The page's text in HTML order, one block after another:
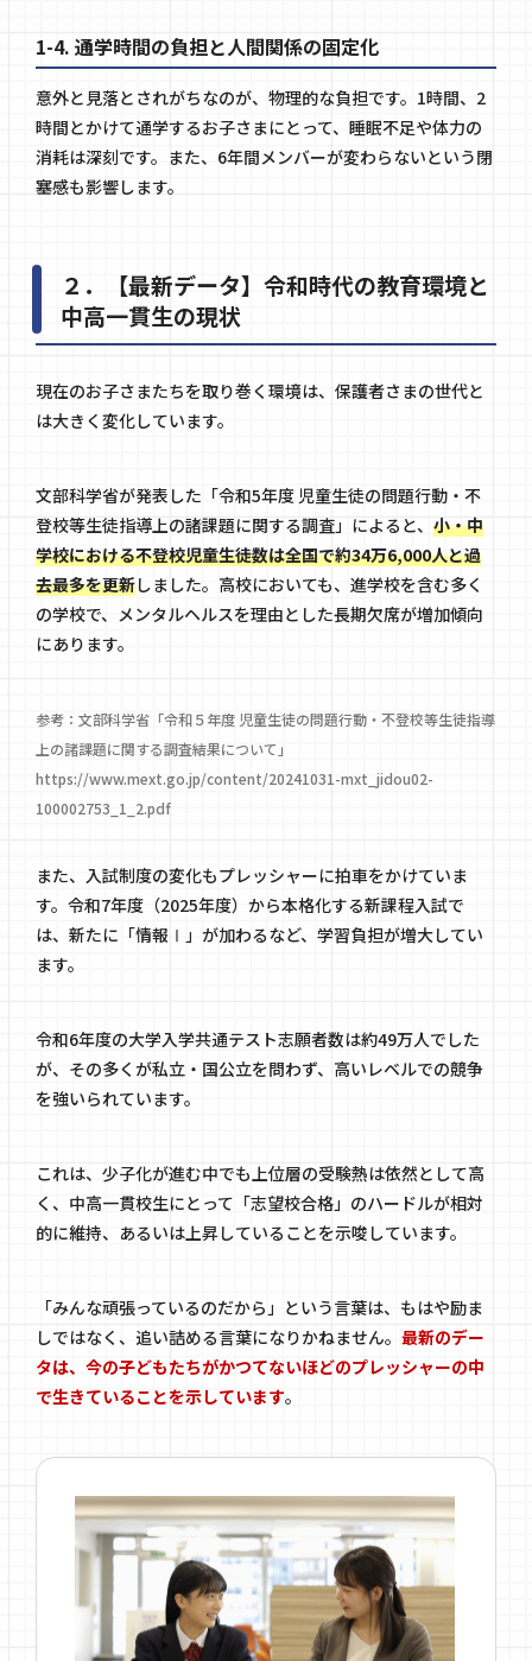
1-4. 通学時間の負担と人間関係の固定化
意外と見落とされがちなのが、物理的な負担です。1時間、2
時間とかけて通学するお子さまにとって、睡眠不足や体力の
消耗は深刻です。また、6年間メンバーが変わらないという閉
塞感も影響します。
２．【最新データ】令和時代の教育環境と
中高一貫生の現状
現在のお子さまたちを取り巻く環境は、保護者さまの世代と
は大きく変化しています。
文部科学省が発表した「令和5年度 児童生徒の問題行動・不
登校等生徒指導上の諸課題に関する調査」によると、 小・中
学校における不登校児童生徒数は全国で約34万6,000人と過
去最多を更新しました。高校においても、進学校を含む多く
の学校で、メンタルヘルスを理由とした長期欠席が増加傾向
にあります。
参考：文部科学省「令和５年度 児童生徒の問題行動・不登校等生徒指導
上の諸課題に関する調査結果について」
https://www.mext.go.jp/content/20241031-mxt_jidou02-
100002753_1_2.pdf
また、入試制度の変化もプレッシャーに拍車をかけていま
す。令和7年度（2025年度）から本格化する新課程入試で
は、新たに「情報Ⅰ」が加わるなど、学習負担が増大してい
ます。
令和6年度の大学入学共通テスト志願者数は約49万人でした
が、その多くが私立・国公立を問わず、高いレベルでの競争
を強いられています。
これは、少子化が進む中でも上位層の受験熱は依然として高
く、中高一貫校生にとって「志望校合格」のハードルが相対
的に維持、あるいは上昇していることを示唆しています。
「みんな頑張っているのだから」という言葉は、もはや励ま
しではなく、追い詰める言葉になりかねません。 最新のデー
タは、今の子どもたちがかつてないほどのプレッシャーの中
で生きていることを示しています。